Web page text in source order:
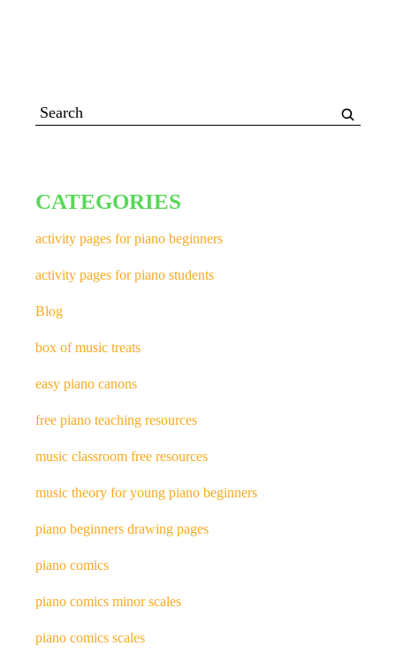
CATEGORIES
activity pages for piano beginners
activity pages for piano students
Blog
box of music treats
easy piano canons
free piano teaching resources
music classroom free resources
music theory for young piano beginners
piano beginners drawing pages
piano comics
piano comics minor scales
piano comics scales